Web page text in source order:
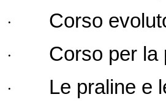
· Corso
· Corso per la
· Le praline e